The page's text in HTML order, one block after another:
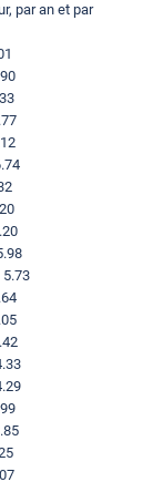
par an et par